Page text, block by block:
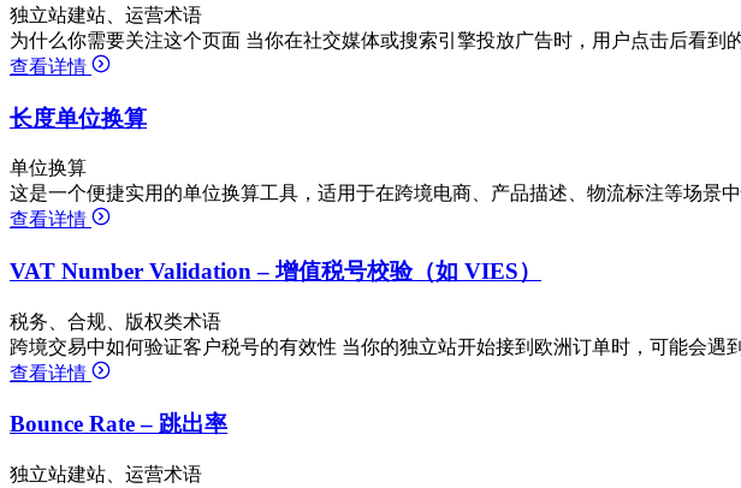
独立站建站、运营术语
为什么你需要关注这个页面 当你在社交媒体或搜索引擎投放广告时，用户点击后看
查看详情
长度单位换算
单位换算
这是一个便捷实用的单位换算工具，适用于在跨境电商、产品描述、物流标注等场景
查看详情
VAT Number Validation – 增值税号校验（如 VIES）
税务、合规、版权类术语
跨境交易中如何验证客户税号的有效性 当你的独立站开始接到欧洲订单时，可能会
查看详情
Bounce Rate – 跳出率
独立站建站、运营术语